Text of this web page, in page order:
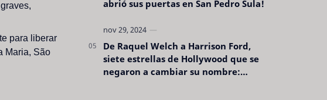
graves,
para liberar
Maria, São
abrió sus puertas en San Pedro Sula!
De Raquel Welch a Harrison Ford,
siete estrellas de Hollywood que se
negaron a cambiar su nombre: